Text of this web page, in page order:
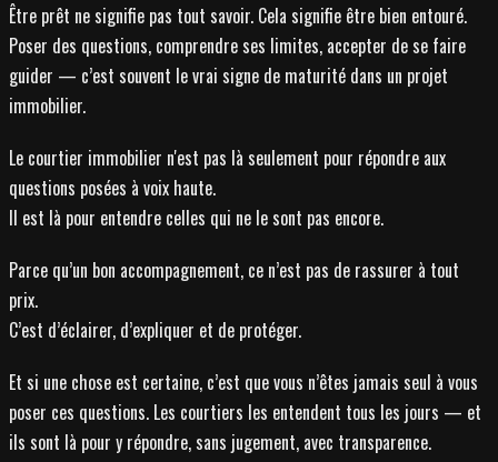
Être prêt ne signifie pas tout savoir. Cela signifie être bien entouré.
Poser des questions, comprendre ses limites, accepter de se faire
guider — c’est souvent le vrai signe de maturité dans un projet
immobilier.
Le courtier immobilier n'est pas là seulement pour répondre aux
questions posées à voix haute.
Il est là pour entendre celles qui ne le sont pas encore.
Parce qu’un bon accompagnement, ce n’est pas de rassurer à tout
prix.
C’est d’éclairer, d’expliquer et de protéger.
Et si une chose est certaine, c’est que vous n’êtes jamais seul à vous
poser ces questions. Les courtiers les entendent tous les jours — et
ils sont là pour y répondre, sans jugement, avec transparence.